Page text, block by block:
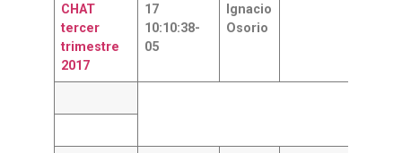
CHAT
tercer
trimestre
2017
17
10:10:38-
05
Ignacio
Osorio